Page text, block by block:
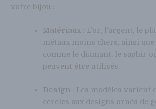
votre bijou :
Matériaux : L’or, l’argent, le
métaux moins chers, ainsi
comme le diamant, le saphir
peuvent être utilisés.
Design : Les modèles varient
cercles aux designs ornés de